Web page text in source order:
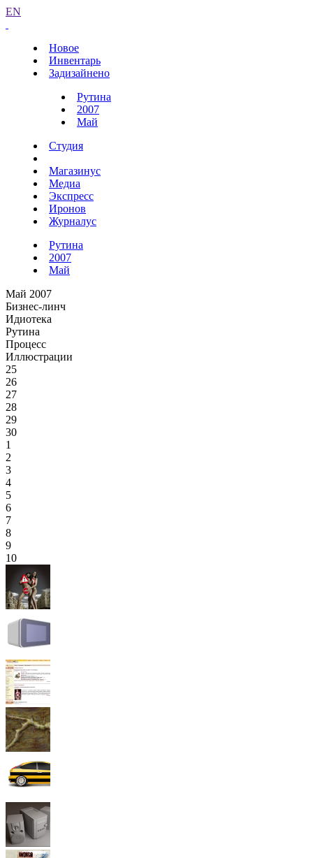
EN
Новое
Инвентарь
Задизайнено
Рутина
2007
Май
Студия
Магазинус
Медиа
Экспресс
Иронов
Журналус
Рутина
2007
Май
Май 2007
Бизнес-линч
Идиотека
Рутина
Процесс
Иллюстрации
25
26
27
28
29
30
1
2
3
4
5
6
7
8
9
10